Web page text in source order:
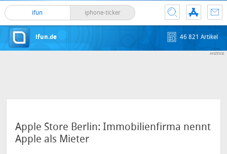
ifun iphone-ticker
ifun.de 46 821 Artikel
Apple Store Berlin: Immobilienfirma nennt
Apple als Mieter